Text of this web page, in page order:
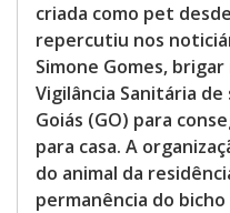
criada como pet
repercutiu nos
Simone Gomes,
Vigilância Sanitária
Goiás (GO) para
para casa. A
do animal da
permanência do